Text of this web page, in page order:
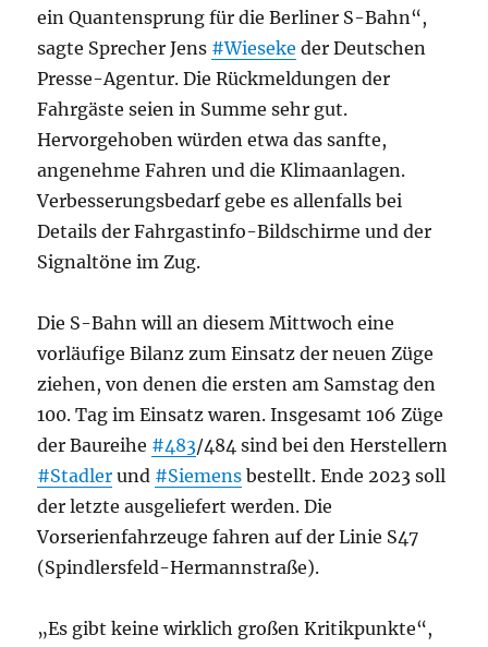
ein Quantensprung für die Berliner S-Bahn“,
sagte Sprecher Jens #Wieseke der Deutschen
Presse-Agentur. Die Rückmeldungen der
Fahrgäste seien in Summe sehr gut.
Hervorgehoben würden etwa das sanfte,
angenehme Fahren und die Klimaanlagen.
Verbesserungsbedarf gebe es allenfalls bei
Details der Fahrgastinfo-Bildschirme und der
Signaltöne im Zug.
Die S-Bahn will an diesem Mittwoch eine
vorläufige Bilanz zum Einsatz der neuen Züge
ziehen, von denen die ersten am Samstag den
100. Tag im Einsatz waren. Insgesamt 106 Züge
der Baureihe #483/484 sind bei den Herstellern
#Stadler und #Siemens bestellt. Ende 2023 soll
der letzte ausgeliefert werden. Die
Vorserienfahrzeuge fahren auf der Linie S47
(Spindlersfeld-Hermannstraße).
„Es gibt keine wirklich großen Kritikpunkte“,